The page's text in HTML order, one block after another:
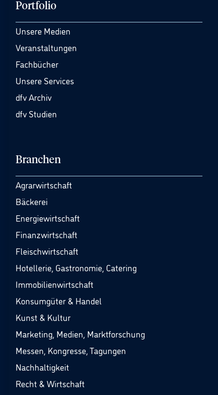
Portfolio
Unsere Medien
Veranstaltungen
Fachbücher
Unsere Services
dfv Archiv
dfv Studien
Branchen
Agrarwirtschaft
Bäckerei
Energiewirtschaft
Finanzwirtschaft
Fleischwirtschaft
Hotellerie, Gastronomie, Catering
Immobilienwirtschaft
Konsumgüter & Handel
Kunst & Kultur
Marketing, Medien, Marktforschung
Messen, Kongresse, Tagungen
Nachhaltigkeit
Recht & Wirtschaft